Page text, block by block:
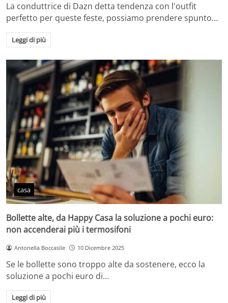
La conduttrice di Dazn detta tendenza con l'outfit
perfetto per queste feste, possiamo prendere spunto…
Leggi di più
casa
Bollette alte, da Happy Casa la soluzione a pochi euro:
non accenderai più i termosifoni
Antonella Boccasile 10 Dicembre 2025
Se le bollette sono troppo alte da sostenere, ecco la
soluzione a pochi euro di…
Leggi di più